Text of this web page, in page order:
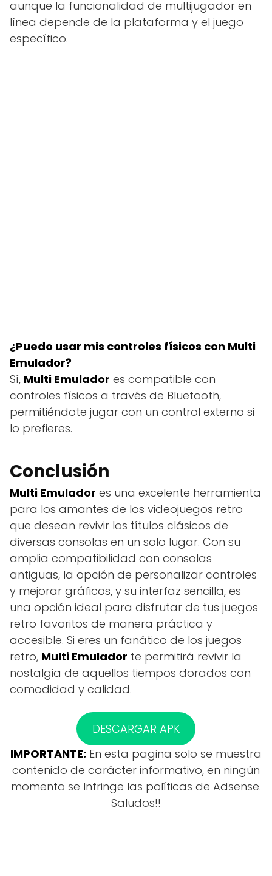
aunque la funcionalidad de multijugador en
línea depende de la plataforma y el juego
específico.
¿Puedo usar mis controles físicos con Multi
Emulador?
Sí, Multi Emulador es compatible con
controles físicos a través de Bluetooth,
permitiéndote jugar con un control externo si
lo prefieres.
Conclusión
Multi Emulador es una excelente herramienta
para los amantes de los videojuegos retro
que desean revivir los títulos clásicos de
diversas consolas en un solo lugar. Con su
amplia compatibilidad con consolas
antiguas, la opción de personalizar controles
y mejorar gráficos, y su interfaz sencilla, es
una opción ideal para disfrutar de tus juegos
retro favoritos de manera práctica y
accesible. Si eres un fanático de los juegos
retro, Multi Emulador te permitirá revivir la
nostalgia de aquellos tiempos dorados con
comodidad y calidad.
DESCARGAR APK
IMPORTANTE: En esta pagina solo se muestra
contenido de carácter informativo, en ningún
momento se Infringe las políticas de Adsense.
Saludos!!